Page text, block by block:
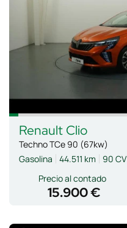
Renault Clio
Techno TCe 90 (67kw)
Gasolina
44.511 km 90 CV
Precio al contado
15.900 €